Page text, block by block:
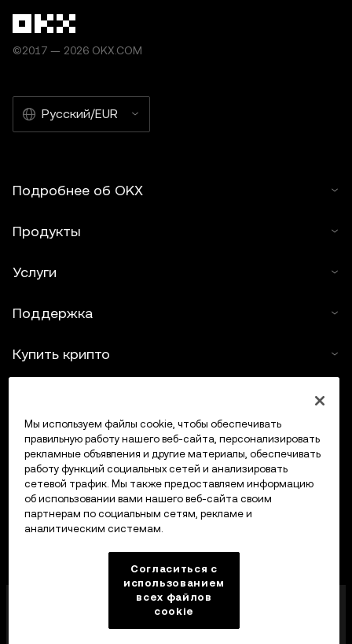
©2017 — 2026 OKX.COM
Русский/EUR
Подробнее об OKX
Продукты
Услуги
Поддержка
Купить крипто
Трейдинг
Компания OKX Europe Limited, работающая под
торговой маркой OKX, получила лицензию
поставщика услуг в сфере криптоактивов от MFSA
Мы используем файлы cookie, чтобы обеспечивать
правильную работу нашего веб-сайта, персонализировать
рекламные объявления и другие материалы, обеспечивать
работу функций социальных сетей и анализировать
сетевой трафик. Мы также предоставляем информацию
об использовании вами нашего веб-сайта своим
партнерам по социальным сетям, рекламе и
аналитическим системам.
Согласиться с
использованием
всех файлов
cookie